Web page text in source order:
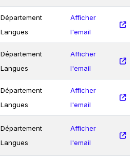
Département
Langues
Afficher
l'email
Département
Langues
Afficher
l'email
Département
Langues
Afficher
l'email
Département
Langues
Afficher
l'email